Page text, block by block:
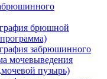
брюшной
забрюшинного
мочевыведения
пузырь)